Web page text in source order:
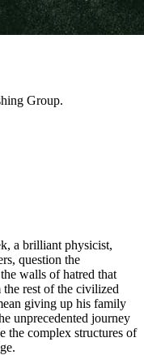
Group.
a brilliant physicist,
question the
walls of hatred that
the rest of the civilized
giving up his family
unprecedented journey
the complex structures of